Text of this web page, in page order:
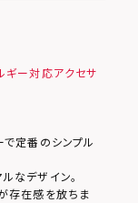
ギー対応アクセサ
定番のシンプル
なデザイン。
存在感を放ちま